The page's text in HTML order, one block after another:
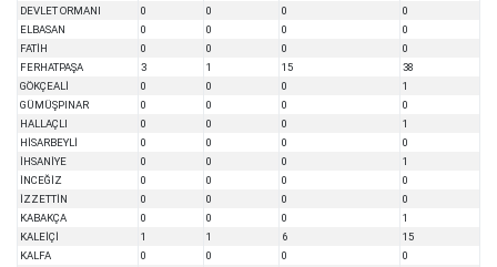
DEVLET ORMANI
0 0 0
0
ELBASAN
0 0 0
0
FATİH
0 0 0
0
FERHATPAŞA
3 1 15
38
GÖKÇEALİ
0 0 0
1
GÜMÜŞPINAR
0 0 0
0
HALLAÇLI
0 0 0
1
HİSARBEYLİ
0 0 0
0
İHSANİYE
0 0 0
1
İNCEĞİZ
0 0 0
0
İZZETTİN
0 0 0
0
KABAKÇA
0 0 0
1
KALEİÇİ
1 1 6
15
KALFA
0 0 0
0